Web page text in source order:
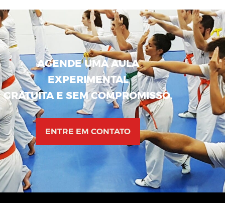
AGENDE UMA AULA
EXPERIMENTAL
GRATUITA E SEM COMPROMISSO.
ENTRE EM CONTATO